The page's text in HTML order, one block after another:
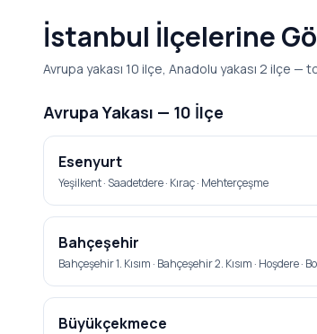
İstanbul İlçelerine
Avrupa yakası 10 ilçe, Anadolu yakası 2 ilçe
Avrupa Yakası — 10 İlçe
Esenyurt
Yeşilkent · Saadetdere · Kıraç · Mehterçeşme
Bahçeşehir
Bahçeşehir 1. Kısım · Bahçeşehir 2. Kısım · Hoşdere ·
Büyükçekmece